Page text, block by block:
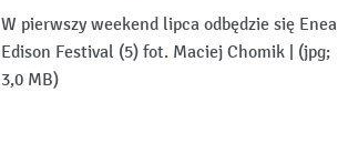
W pierwszy weekend lipca odbędzie się Enea
Edison Festival (5) fot. Maciej Chomik
(jpg;
3,0 MB)